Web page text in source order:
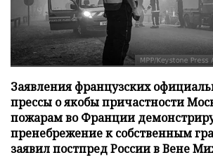
Заявления французских
прессы о якобы причастности
пожарам во Франции
пренебрежение к собственным
заявил постпред России в Вене